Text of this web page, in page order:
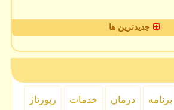
جدیدترین ها
برنامه درمان خدمات رپورتاژ